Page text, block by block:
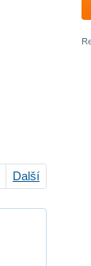
Další